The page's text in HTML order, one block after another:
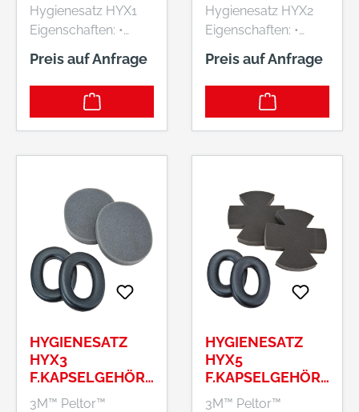
Hygienesatz HYX1
Eigenschaften: •
Geeignet für
Kapselgehörschutz
Peltor Optime X1A
Hersteller: 3M
3m.premiumcustom
er.dach@mmm.com
Preis auf Anfrage
Hygienesatz HYX2
Eigenschaften: •
Hygienesatz für 3M™
Peltor™
Kapselgehörschütze
3m.premiumcustom
er.dach@mmm.com
Preis auf Anfrage
HYGIENESATZ
HYX3
F.KAPSELGEHÖRS
CHUTZ X3A
3M™ Peltor™
HYGIENESATZ
HYX5
F.KAPSELGEHÖRS
CHUTZ X5A
3M™ Peltor™